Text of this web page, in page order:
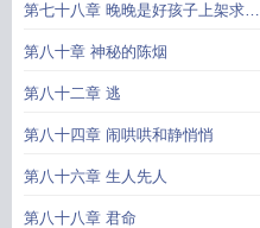
第七十八章 晚晚是好孩子上架求首
订
第八十章 神秘的陈烟
第八十二章 逃
第八十四章 闹哄哄和静悄悄
第八十六章 生人先人
第八十八章 君命